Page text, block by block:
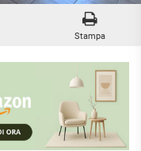
LUSSO
GIARDINO
Stampa